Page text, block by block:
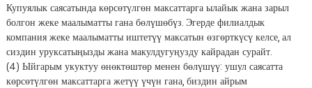
Купуялык саясатында көрсөтүлгөн максаттарга ылайык жана зарыл
болгон жеке маалыматты гана бөлүшөбүз. Эгерде филиалдык
компания жеке маалыматты иштетүү максатын өзгөрткүсү келсе, ал
сиздин уруксатыңызды жана макулдугуңузду кайрадан сурайт.
(4) Ыйгарым укуктуу өнөктөштөр менен бөлүшүү: ушул саясатта
көрсөтүлгөн максаттарга жетүү үчүн гана, биздин айрым